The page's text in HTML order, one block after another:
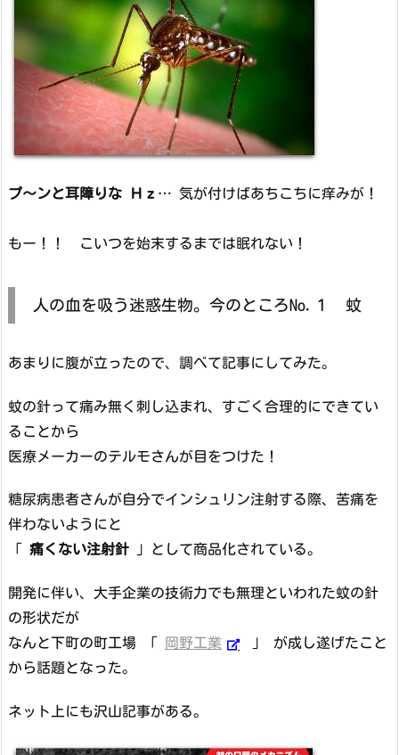
プ～ンと耳障りな Ｈｚ … 気が付けばあちこちに痒みが！
もー！！ こいつを始末するまでは眠れない！
人の血を吸う迷惑生物。今のところNo.１ 蚊
あまりに腹が立ったので、調べて記事にしてみた。
蚊の針って痛み無く刺し込まれ、すごく合理的にできてい
ることから
医療メーカーのテルモさんが目をつけた！
糖尿病患者さんが自分でインシュリン注射する際、苦痛を
伴わないようにと
痛くない注射針 」として商品化されている。
開発に伴い、大手企業の技術力でも無理といわれた蚊の針
の形状だが
なんと下町の町工場 「
岡野工業
」 が成し遂げたこと
から話題となった。
ネット上にも沢山記事がある。